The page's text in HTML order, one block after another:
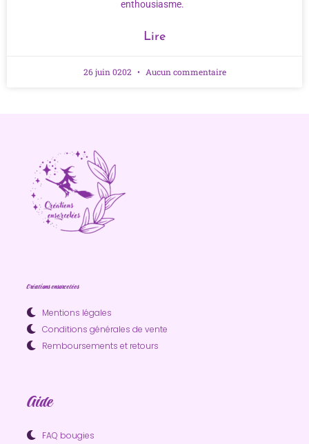
enthousiasme.
Lire
26 juin 0202 Aucun commentaire
Créations ensorcelées
Mentions légales
Conditions générales de vente
Remboursements et retours
Aide
FAQ bougies